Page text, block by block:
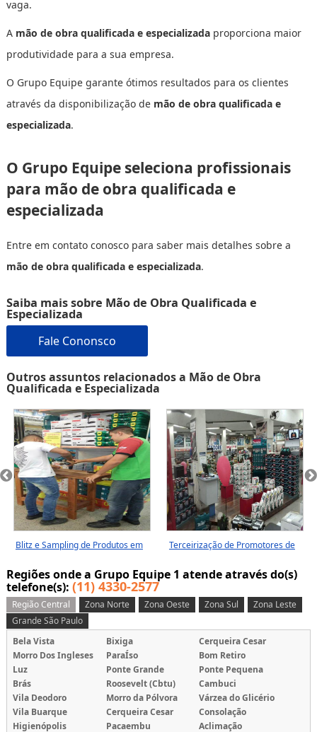
vaga.
A mão de obra qualificada e especializadaproporciona maior
produtividade para a sua empresa.
O Grupo Equipe garante ótimos resultados para os clientes
através da disponibilização de mão de obra qualificada e
especializada.
O Grupo Equipe seleciona profissionais
para mão de obra qualificada e
especializada
Entre em contato conosco para saber mais detalhes sobre a
mão de obra qualificada e especializada.
Saiba mais sobre Mão de Obra Qualificada e
Especializada
Fale Cononsco
Outros assuntos relacionados a Mão de Obra
Qualificada e Especializada
Blitz e Sampling de Produtos em
Terceirização de Promotores de
Regiões onde a Grupo Equipe 1 atende através do(s)
telefone(s): (11) 4330-2577
Região Central Zona Norte Zona Oeste Zona Sul
Zona Leste
Grande São Paulo
Bela Vista
Bixiga
Cerqueira Cesar
Morro Dos Ingleses
ParaÍso
Bom Retiro
Luz
Ponte Grande
Ponte Pequena
Brás
Roosevelt (Cbtu)
Cambuci
Vila Deodoro
Morro da Pólvora
Várzea do Glicério
Vila Buarque
Cerqueira Cesar
Consolação
Higienópolis
Pacaembu Aclimação